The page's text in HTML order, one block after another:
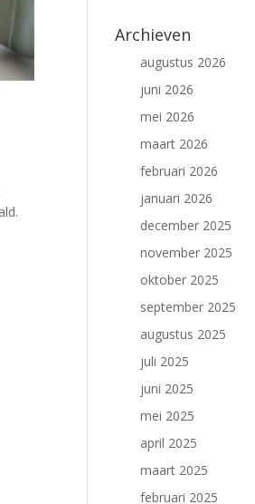
Archieven
augustus 2026
juni 2026
mei 2026
maart 2026
februari 2026
januari 2026
december 2025
november 2025
oktober 2025
september 2025
augustus 2025
juli 2025
juni 2025
mei 2025
april 2025
maart 2025
februari 2025